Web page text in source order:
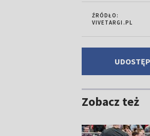
ŹRÓDŁO:
VIVETARGI.PL
Zobacz też